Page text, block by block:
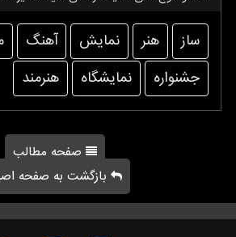
ساز هنر نمایش آهنگ
جشنواره
نمایشگاه هنرمند
صفحه مطالب
بازگشت به صفحه